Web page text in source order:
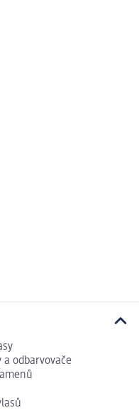
odbarvovače